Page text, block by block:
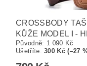
CROSSBODY
KŮŽE MODEL I -
Původně: 1 090 Kč
Ušetříte:300 Kč (–27